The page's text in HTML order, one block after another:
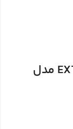
ساعت مچی زنانه اکستری EXTRI مدل